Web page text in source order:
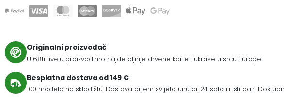
Originalni proizvođač
U 68travelu proizvodimo najdetaljnije drvene karte i ukrase u srcu Europe.
Besplatna dostava od 149 €
100 modela na skladištu. Dostava diljem svijeta unutar 24 sata ili isti dan.